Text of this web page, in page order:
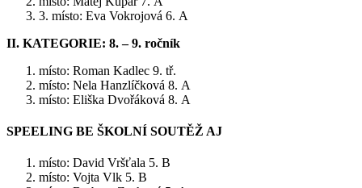
3. místo: Eva Vokrojová 6. A
II. KATEGORIE: 8. – 9. ročník
místo: Roman Kadlec 9. tř.
místo: Nela Hanzlíčková 8. A
místo: Eliška Dvořáková 8. A
SPEELING BE ŠKOLNÍ SOUTĚŽ AJ
místo: David Vršťala 5. B
místo: Vojta Vlk 5. B